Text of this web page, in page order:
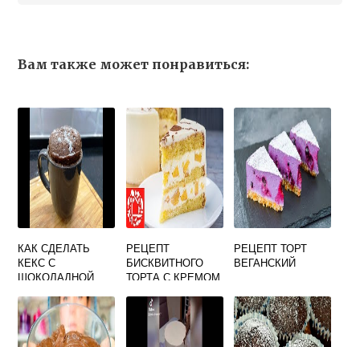
Вам также может понравиться:
КАК СДЕЛАТЬ
КЕКС С
ШОКОЛАДНОЙ
РЕЦЕПТ
БИСКВИТНОГО
ТОРТА С КРЕМОМ
ПЕРСИКАМИ
РЕЦЕПТ ТОРТ
ВЕГАНСКИЙ